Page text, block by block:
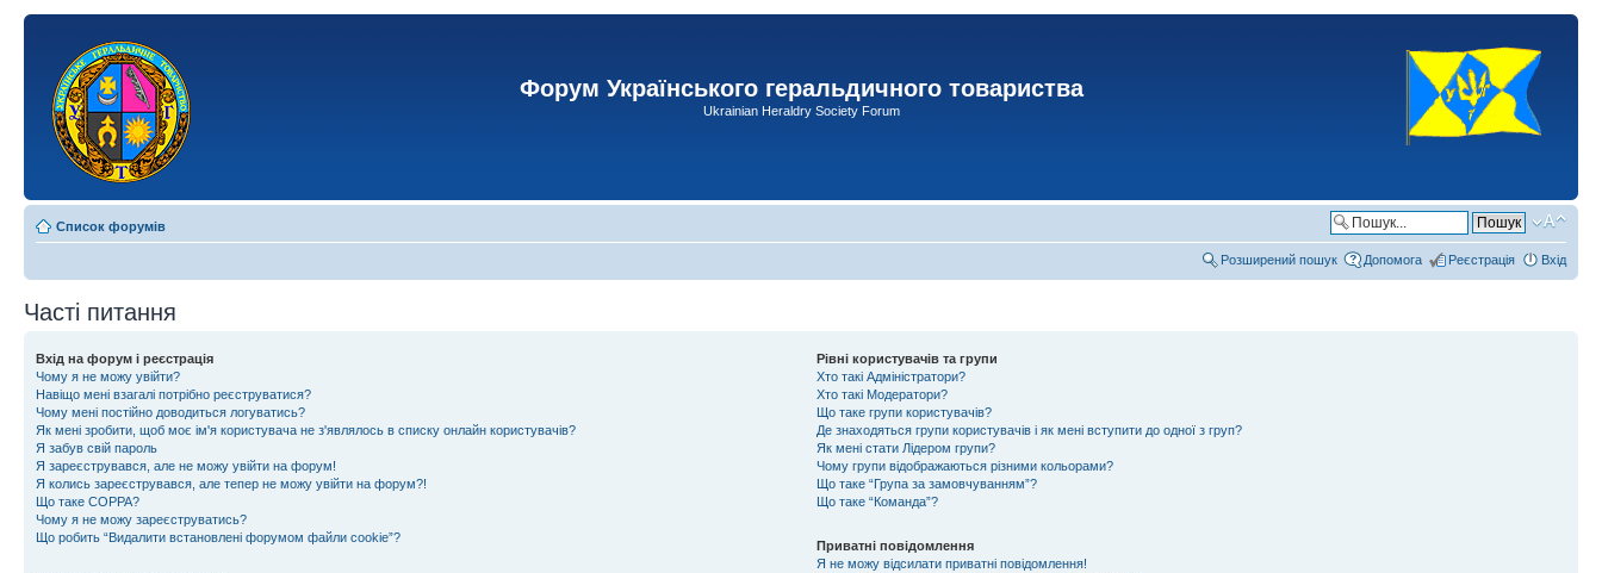
Форум Українського геральдичного товариства
Ukrainian Heraldry Society Forum
Список форумів
Розширений пошук Допомога Реєстрація Вхід
Часті питання
Вхід на форум і реєстрація
Чому я не можу увійти?
Навіщо мені взагалі потрібно реєструватися?
Чому мені постійно доводиться логуватись?
Як мені зробити, щоб моє ім'я користувача не з'являлось в списку онлайн користувачів?
Я забув свій пароль
Я зареєструвався, але не можу увійти на форум!
Я колись зареєструвався, але тепер не можу увійти на форум?!
Що таке COPPA?
Чому я не можу зареєструватись?
Що робить “Видалити встановлені форумом файли cookie”?
Рівні користувачів та групи
Хто такі Адміністратори?
Хто такі Модератори?
Що таке групи користувачів?
Де знаходяться групи користувачів і як мені вступити до одної з груп?
Як мені стати Лідером групи?
Чому групи відображаються різними кольорами?
Що таке “Група за замовчуванням”?
Що таке “Команда”?
Приватні повідомлення
Я не можу відсилати приватні повідомлення!